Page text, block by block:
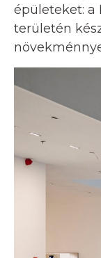
épületeket: a
területén